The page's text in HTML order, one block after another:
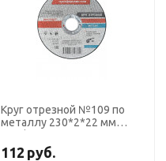
Круг отрезной №109 по
металлу 230*2*22 мм
тип 41
112 руб.